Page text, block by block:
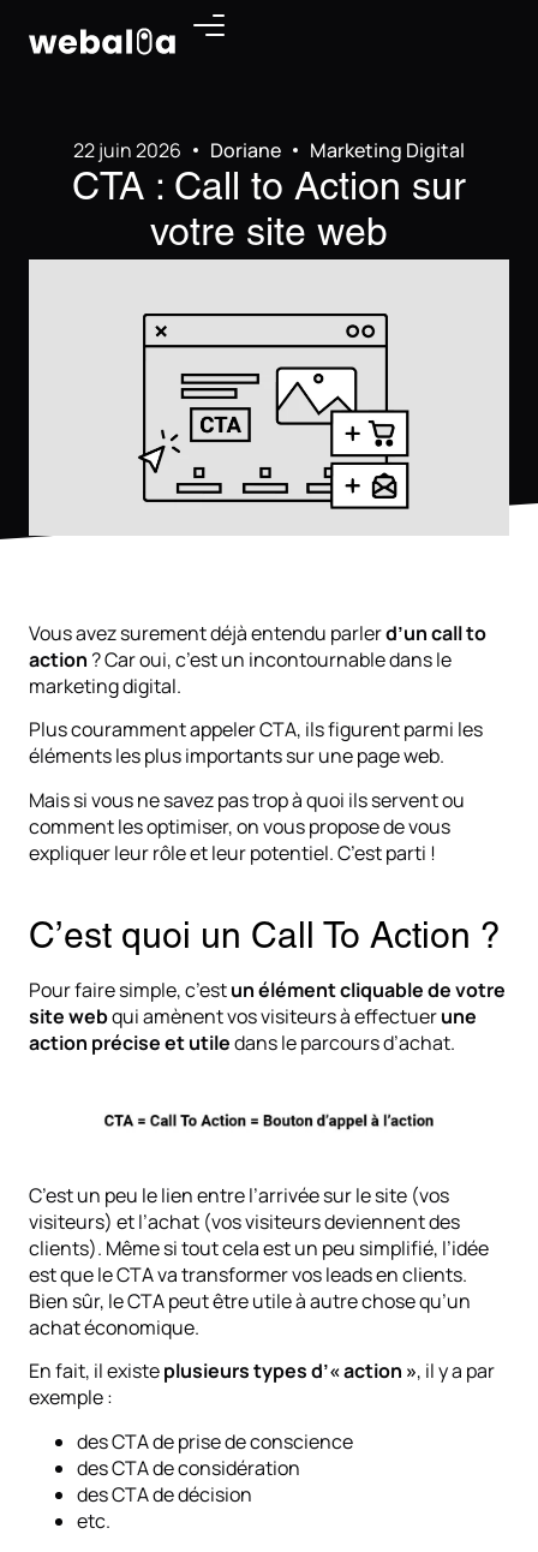
22 juin 2026 Doriane Marketing Digital
CTA : Call to Action sur
votre site web
Vous avez surement déjà entendu parlerd’un call to
action ? Car oui, c’est un incontournable dans le
marketing digital.
Plus couramment appeler CTA, ils figurent parmi les
éléments les plus importants sur une page web.
Mais si vous ne savez pas trop à quoi ils servent ou
comment les optimiser, on vous propose de vous
expliquer leur rôle et leur potentiel. C’est parti !
C’est quoi un Call To Action ?
Pour faire simple, c’estun élément cliquable de votre
site webqui amènent vos visiteurs à effectuerune
action précise et utiledans le parcours d’achat.
C’est un peu le lien entre l’arrivée sur le site (vos
visiteurs) et l’achat (vos visiteurs deviennent des
clients). Même si tout cela est un peu simplifié, l’idée
est que le CTA va transformer vos leads en clients.
Bien sûr, le CTA peut être utile à autre chose qu’un
achat économique.
En fait, il existeplusieurs types d’« action », il y a par
exemple :
des CTA de prise de conscience
des CTA de considération
des CTA de décision
etc.
Panneau de gestion des cookies